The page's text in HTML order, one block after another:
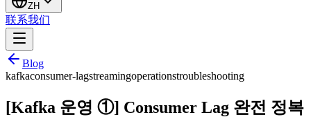
ZH
联系我们
Blog
kafkaconsumer-lagstreamingoperationstroubleshooting
[Kafka 운영 ①] Consumer Lag 완전 정복